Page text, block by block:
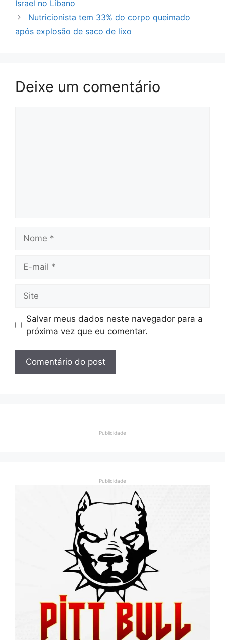
Israel no Líbano
Nutricionista tem 33% do corpo queimado
após explosão de saco de lixo
Deixe um comentário
mail
Salvar meus dados neste navegador para a
próxima vez que eu comentar.
Publicidade
Publicidade